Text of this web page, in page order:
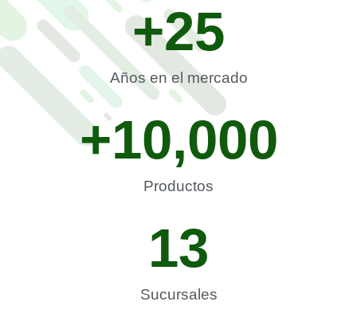
+25
Años en el mercado
+10,000
Productos
13
Sucursales